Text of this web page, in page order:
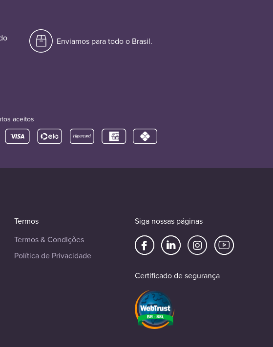
Enviamos para todo o Brasil.
aceitos
Termos
Termos & Condições
Política de Privacidade
Siga nossas páginas
Certificado de segurança